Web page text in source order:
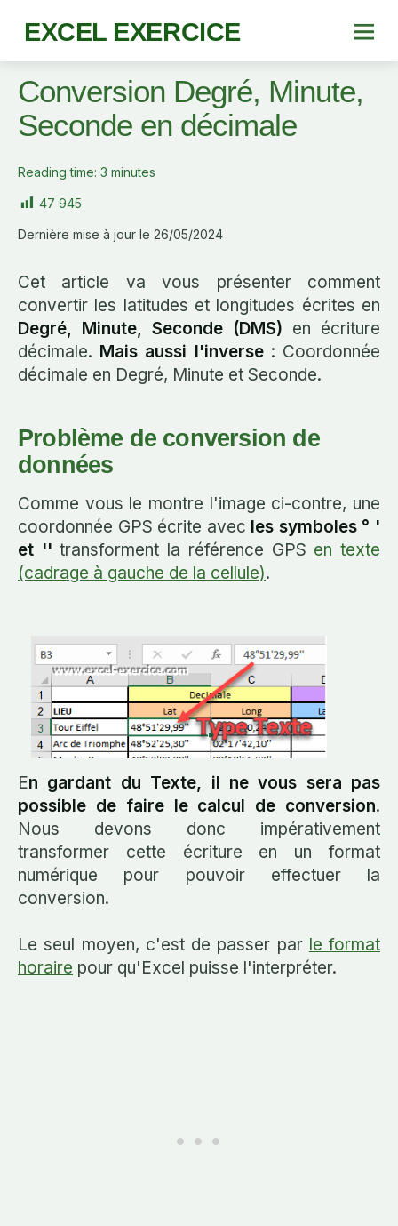
EXCEL EXERCICE
Conversion Degré, Minute,
Seconde en décimale
Reading time: 3 minutes
47 945
Dernière mise à jour le 26/05/2024
Cet article va vous présenter comment
convertir les latitudes et longitudes écrites en
Degré, Minute, Seconde (DMS) en écriture
décimale. Mais aussi l'inverse: Coordonnée
décimale en Degré, Minute et Seconde.
Problème de conversion de
données
Comme vous le montre l'image ci-contre, une
coordonnée GPS écrite avec les symboles ° '
et '' transforment la référence GPS en texte
(cadrage à gauche de la cellule).
En gardant du Texte, il ne vous sera pas
possible de faire le calcul de conversion.
Nous devons donc impérativement
transformer cette écriture en un format
numérique pour pouvoir effectuer la
conversion.
Le seul moyen, c'est de passer par le format
horaire pour qu'Excel puisse l'interpréter.